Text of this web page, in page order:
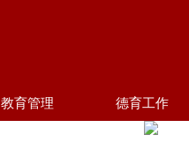
教育管理 德育工作